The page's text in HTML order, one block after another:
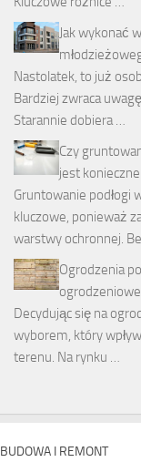
Jak wykonać
Nastolatek, to już
Bardziej zwraca
Starannie dobiera …
Czy
jest
Gruntowanie podłogi
kluczowe, ponieważ
warstwy ochronnej.
Ogrodzenia
Decydując się na
wyborem, który
terenu. Na rynku …
BUDOWA I REMONT